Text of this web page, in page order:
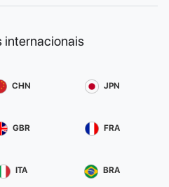
internacionais
CHN JPN
GBR FRA
ITA BRA